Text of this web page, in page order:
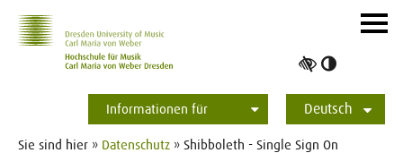
Informationen für
Studierende
Bewerber*innen
International
Presse
Alumni
Deutsch
ein-/
Sie sind hier » Datenschutz » Shibboleth - Single Sign On